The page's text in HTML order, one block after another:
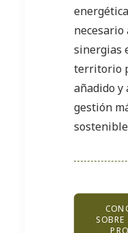
necesario
sinergias
territorio
añadido y
gestión